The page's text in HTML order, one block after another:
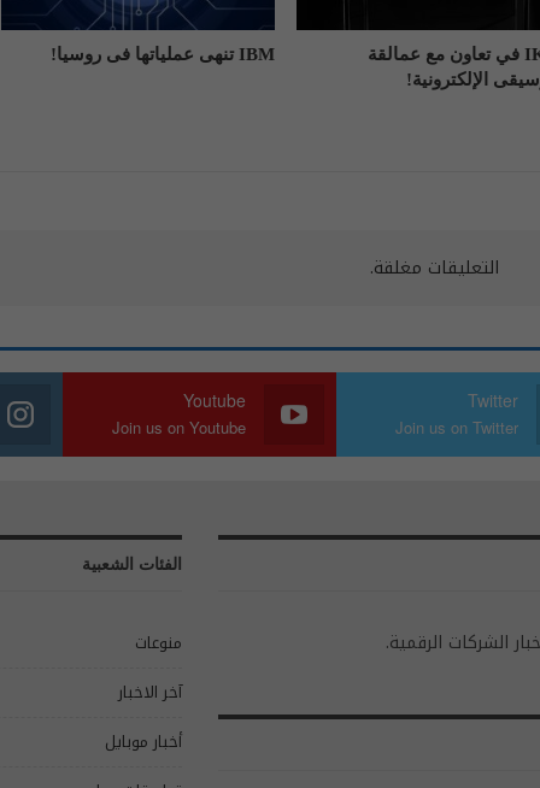
IKEA في تعاون مع عمالقة
الإلكترونية!
IBM تنهی عملیاتها فی روسیا!
التعليقات مغلقة.
Twitter
Join us on Twitter
Youtube
Join us on Youtube
الشركات الرقمية.
الفئات الشعبية
منوعات
آخر الاخبار
أخبار موبايل